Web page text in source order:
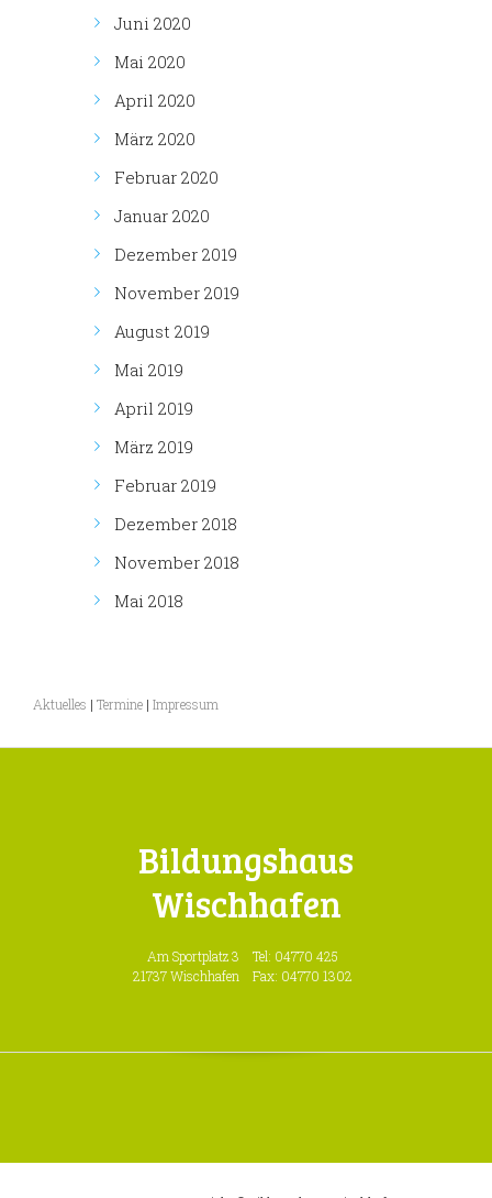
Juni 2020
Mai 2020
April 2020
März 2020
Februar 2020
Januar 2020
Dezember 2019
November 2019
August 2019
Mai 2019
April 2019
März 2019
Februar 2019
Dezember 2018
November 2018
Mai 2018
Aktuelles | Termine | Impressum
Bildungshaus
Wischhafen
Tel: 04770 425
Fax: 04770 1302
Am Sportplatz 3
21737 Wischhafen